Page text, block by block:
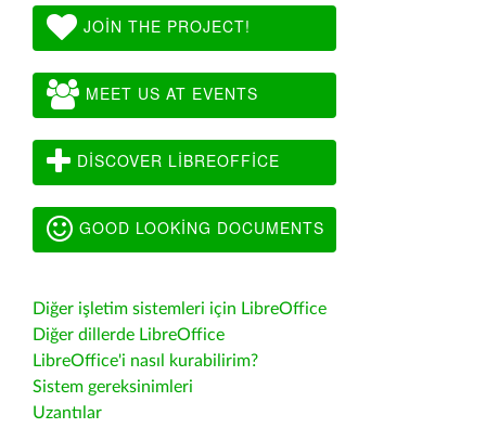
JOIN THE PROJECT!
MEET US AT EVENTS
DISCOVER LIBREOFFICE
GOOD LOOKING DOCUMENTS
Diğer işletim sistemleri için LibreOffice
Diğer dillerde LibreOffice
LibreOffice'i nasıl kurabilirim?
Sistem gereksinimleri
Uzantılar